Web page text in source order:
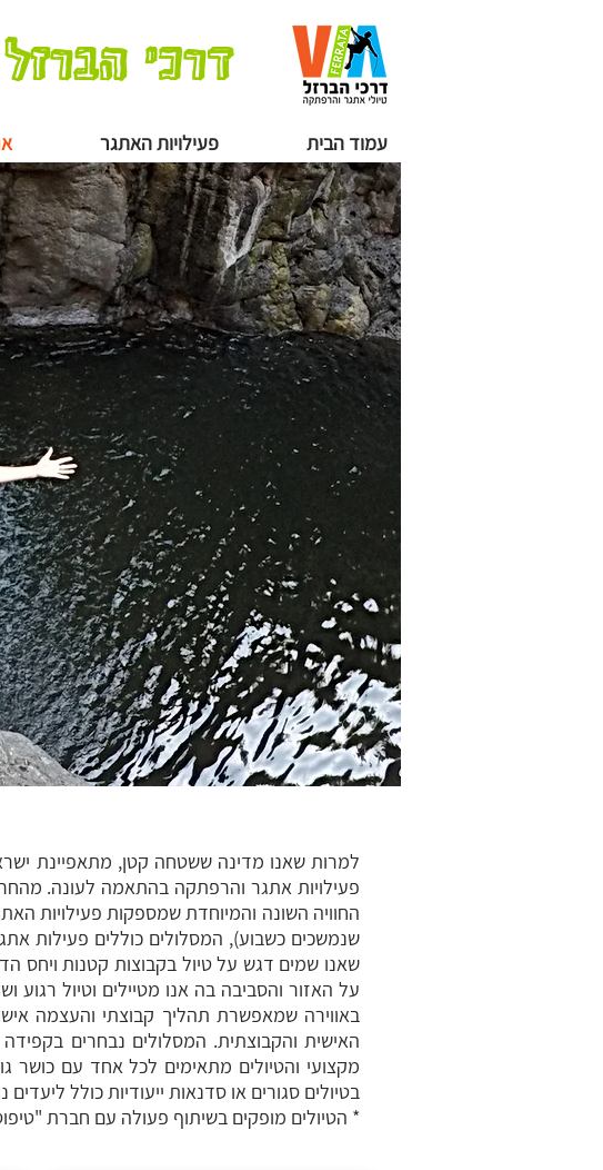
דרכי
עמוד הבית פעילויות האתגר
למרות שאנו מדינה ששטחה קטן, מתאפיינת
פעילויות אתגר והרפתקה בהתאמה לעונה.
החוויה השונה והמיוחדת שמספקות פעילויות
שאנו שמים דגש על טיול בקבוצות קטנות ויחס
על האזור והסביבה בה אנו מטיילים וטיול
באווירה שמאפשרת תהליך קבוצתי והעצמה
האישית והקבוצתית. המסלולים נבחרים בקפידה
מקצועי והטיולים מתאימים לכל אחד עם כושר
בטיולים סגורים או סדנאות ייעודיות כולל
* הטיולים מופקים בשיתוף פעולה עם חברת